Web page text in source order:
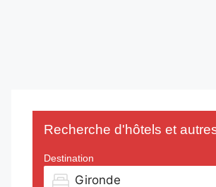
Recherche d'hôtels et
Destination